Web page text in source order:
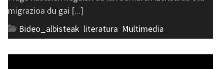
migrazioa du gai [...]
Bideo_albisteak literatura Multimedia